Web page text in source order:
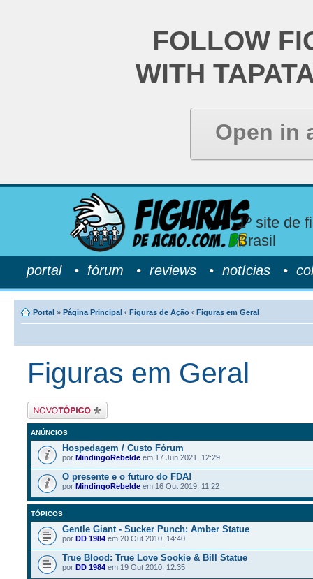
FOLLOW
WITH
Open in
1º site de
Brasil
portal• fórum • reviews • notícias •
Portal » Página Principal ‹ Figuras de Ação ‹ Figuras em Geral
Figuras em Geral
Criar um novo tópico
ANÚNCIOS
Hospedagem / Custo Fórum
por MindingoRebeldeem 17 Jun 2021, 12:29
O presente e o futuro do FDA!
por MindingoRebeldeem 16 Out 2019, 11:22
TÓPICOS
Gentle Giant - Sucker Punch: Amber Statue
por DD 1984em 20 Out 2010, 14:40
True Blood: True Love Sookie & Bill Statue
por DD 1984em 19 Out 2010, 12:35